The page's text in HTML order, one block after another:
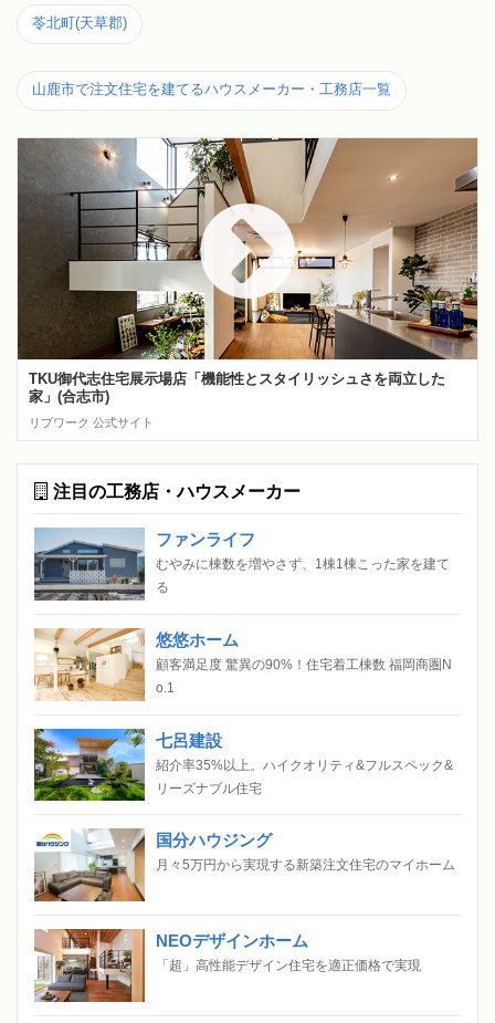
苓北町(天草郡)
山鹿市で注文住宅を建てるハウスメーカー・工務店一覧
TKU御代志住宅展示場店「機能性とスタイリッシュさを両立した
家」(合志市)
リブワーク 公式サイト
注目の工務店・ハウスメーカー
ファンライフ
むやみに棟数を増やさず、1棟1棟こった家を建て
る
悠悠ホーム
顧客満足度 驚異の90%！住宅着工棟数 福岡商圏N
o.1
七呂建設
紹介率35%以上。ハイクオリティ&フルスペック&
リーズナブル住宅
国分ハウジング
月々5万円から実現する新築注文住宅のマイホーム
NEOデザインホーム
「超」高性能デザイン住宅を適正価格で実現